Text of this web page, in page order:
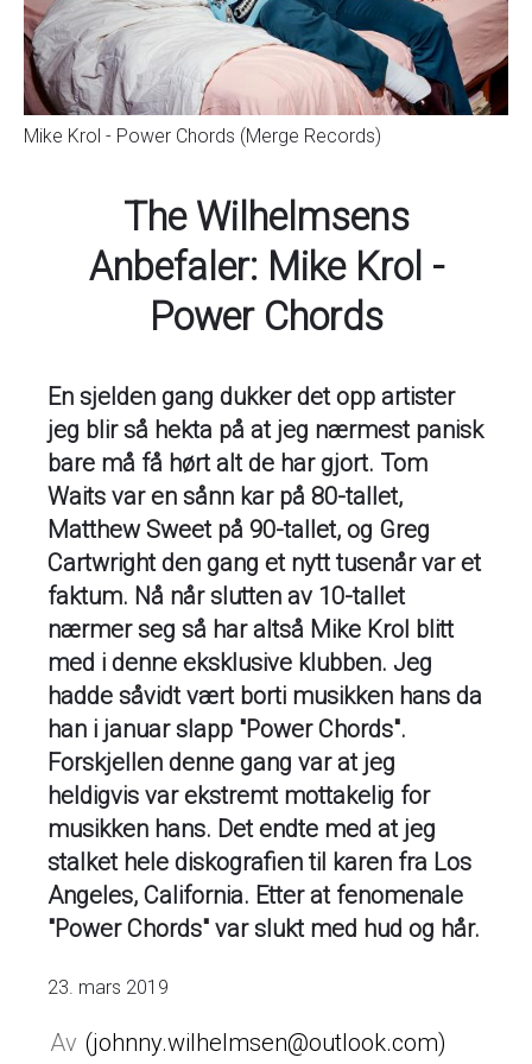
Mike Krol - Power Chords (Merge Records)
The Wilhelmsens
Anbefaler: Mike Krol -
Power Chords
En sjelden gang dukker det opp artister
jeg blir så hekta på at jeg nærmest panisk
bare må få hørt alt de har gjort. Tom
Waits var en sånn kar på 80-tallet,
Matthew Sweet på 90-tallet, og Greg
Cartwright den gang et nytt tusenår var et
faktum. Nå når slutten av 10-tallet
nærmer seg så har altså Mike Krol blitt
med i denne eksklusive klubben. Jeg
hadde såvidt vært borti musikken hans da
han i januar slapp "Power Chords".
Forskjellen denne gang var at jeg
heldigvis var ekstremt mottakelig for
musikken hans. Det endte med at jeg
stalket hele diskografien til karen fra Los
Angeles, California. Etter at fenomenale
"Power Chords" var slukt med hud og hår.
23. mars 2019
johnny.wilhelmsen@outlook.com